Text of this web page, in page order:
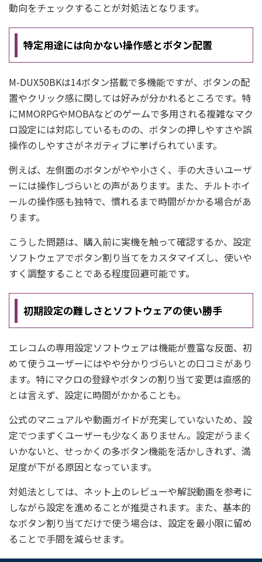
動向をチェックすることが対処法となります。
特定用途には向かない操作感とボタン配置
M-DUX50BKは14ボタン搭載で多機能ですが、ボタンの配
置やクリック感に関しては好みが分かれるところです。特
にMMORPGやMOBAなどのゲームで多用される複雑なマク
ロ設定には対応しているものの、ボタンの押しやすさや誤
操作のしやすさがネガティブに挙げられています。
例えば、左側面のボタンがやや小さく、手の大きいユーザ
ーには操作しづらいとの声があります。また、チルトホイ
ールの操作感も独特で、慣れるまで時間がかかる場合があ
ります。
こうした問題は、購入前に実機を触って確認するか、設定
ソフトウェアでボタン割り当てをカスタマイズし、使いや
すく調整することである程度回避可能です。
初期設定の難しさとソフトウェアの使い勝手
エレコムの専用設定ソフトウェアは機能が豊富な反面、初
めて使うユーザーにはやや分かりづらいとの口コミがあり
ます。特にマクロの登録やボタンの割り当て変更は直感的
とは言えず、設定に時間がかかることも。
公式のマニュアルや動画ガイドが充実していないため、設
定でつまずくユーザーも少なくありません。設定がうまく
いかないと、せっかくの多ボタン機能を活かしきれず、満
足度が下がる原因となっています。
対処法としては、ネット上のレビューや解説動画を参考に
しながら設定を進めることが推奨されます。また、基本的
なボタン割り当てだけで使う場合は、設定を最小限に留め
ることで手間を減らせます。